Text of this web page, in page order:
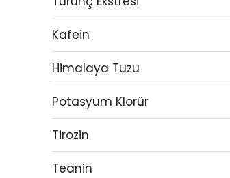
Kafein
Himalaya Tuzu
Potasyum Klorür
Tirozin
Teanin